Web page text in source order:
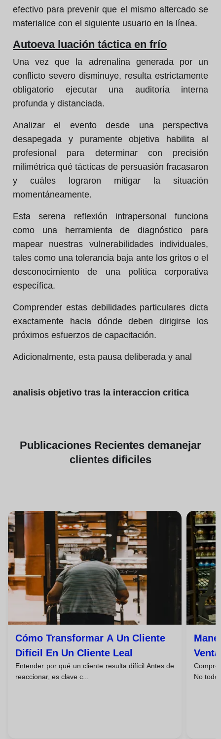
efectivo para prevenir que el mismo altercado se
materialice con el siguiente usuario en la línea.
Autoeva luación táctica en frío
Una vez que la adrenalina generada por un
conflicto severo disminuye, resulta estrictamente
obligatorio ejecutar una auditoría interna
profunda y distanciada.
Analizar el evento desde una perspectiva
desapegada y puramente objetiva habilita al
profesional para determinar con precisión
milimétrica qué tácticas de persuasión fracasaron
y cuáles lograron mitigar la situación
momentáneamente.
Esta serena reflexión intrapersonal funciona
como una herramienta de diagnóstico para
mapear nuestras vulnerabilidades individuales,
tales como una tolerancia baja ante los gritos o el
desconocimiento de una política corporativa
específica.
Comprender estas debilidades particulares dicta
exactamente hacia dónde deben dirigirse los
próximos esfuerzos de capacitación.
Adicionalmente, esta pausa deliberada y anal
analisis objetivo tras la interaccion critica
Publicaciones Recientes demanejar
clientes dificiles
Cómo Transformar A Un Cliente
Difícil En Un Cliente Leal
Entender por qué un cliente resulta difícil Antes de
reaccionar, es clave c...
No